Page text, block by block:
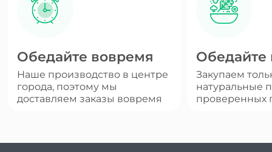
Обедайте вовремя
Наше производство в центре
города, поэтому мы
доставляем заказы вовремя
Обедайте
Закупаем
натуральные
проверенных